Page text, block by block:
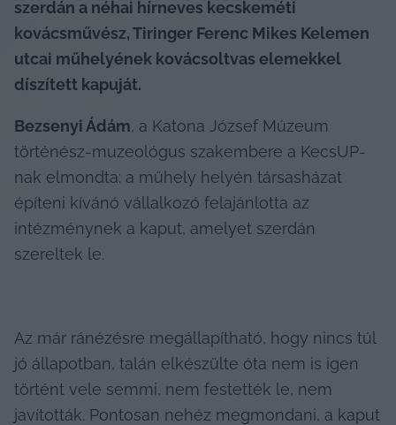
szerdán a néhai hírneves kecskeméti
kovácsművész, Tiringer Ferenc Mikes Kelemen
utcai műhelyének kovácsoltvas elemekkel
díszített kapuját.
Bezsenyi Ádám, a Katona József Múzeum
történész-muzeológus szakembere a KecsUP-
nak elmondta: a műhely helyén társasházat
építeni kívánó vállalkozó felajánlotta az
intézménynek a kaput, amelyet szerdán
szereltek le.
Az már ránézésre megállapítható, hogy nincs túl
jó állapotban, talán elkészülte óta nem is igen
történt vele semmi, nem festették le, nem
javították. Pontosan nehéz megmondani, a kaput